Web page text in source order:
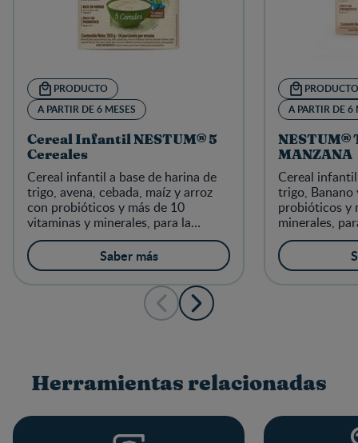
PRODUCTO
A PARTIR DE 6 MESES
Cereal Infantil NESTUM® 5
Cereales
Cereal infantil a base de harina de
trigo, avena, cebada, maíz y arroz
con probióticos y más de 10
vitaminas y minerales, para la
alimentación complementaria de los
niños a partir de 6 meses
Saber más
PRODUCTO
A PARTIR DE 6
NESTUM®
MANZANA
Cereal
trigo, Banano
probióticos y
minerales,
partir de 6
Herramientas relacionadas